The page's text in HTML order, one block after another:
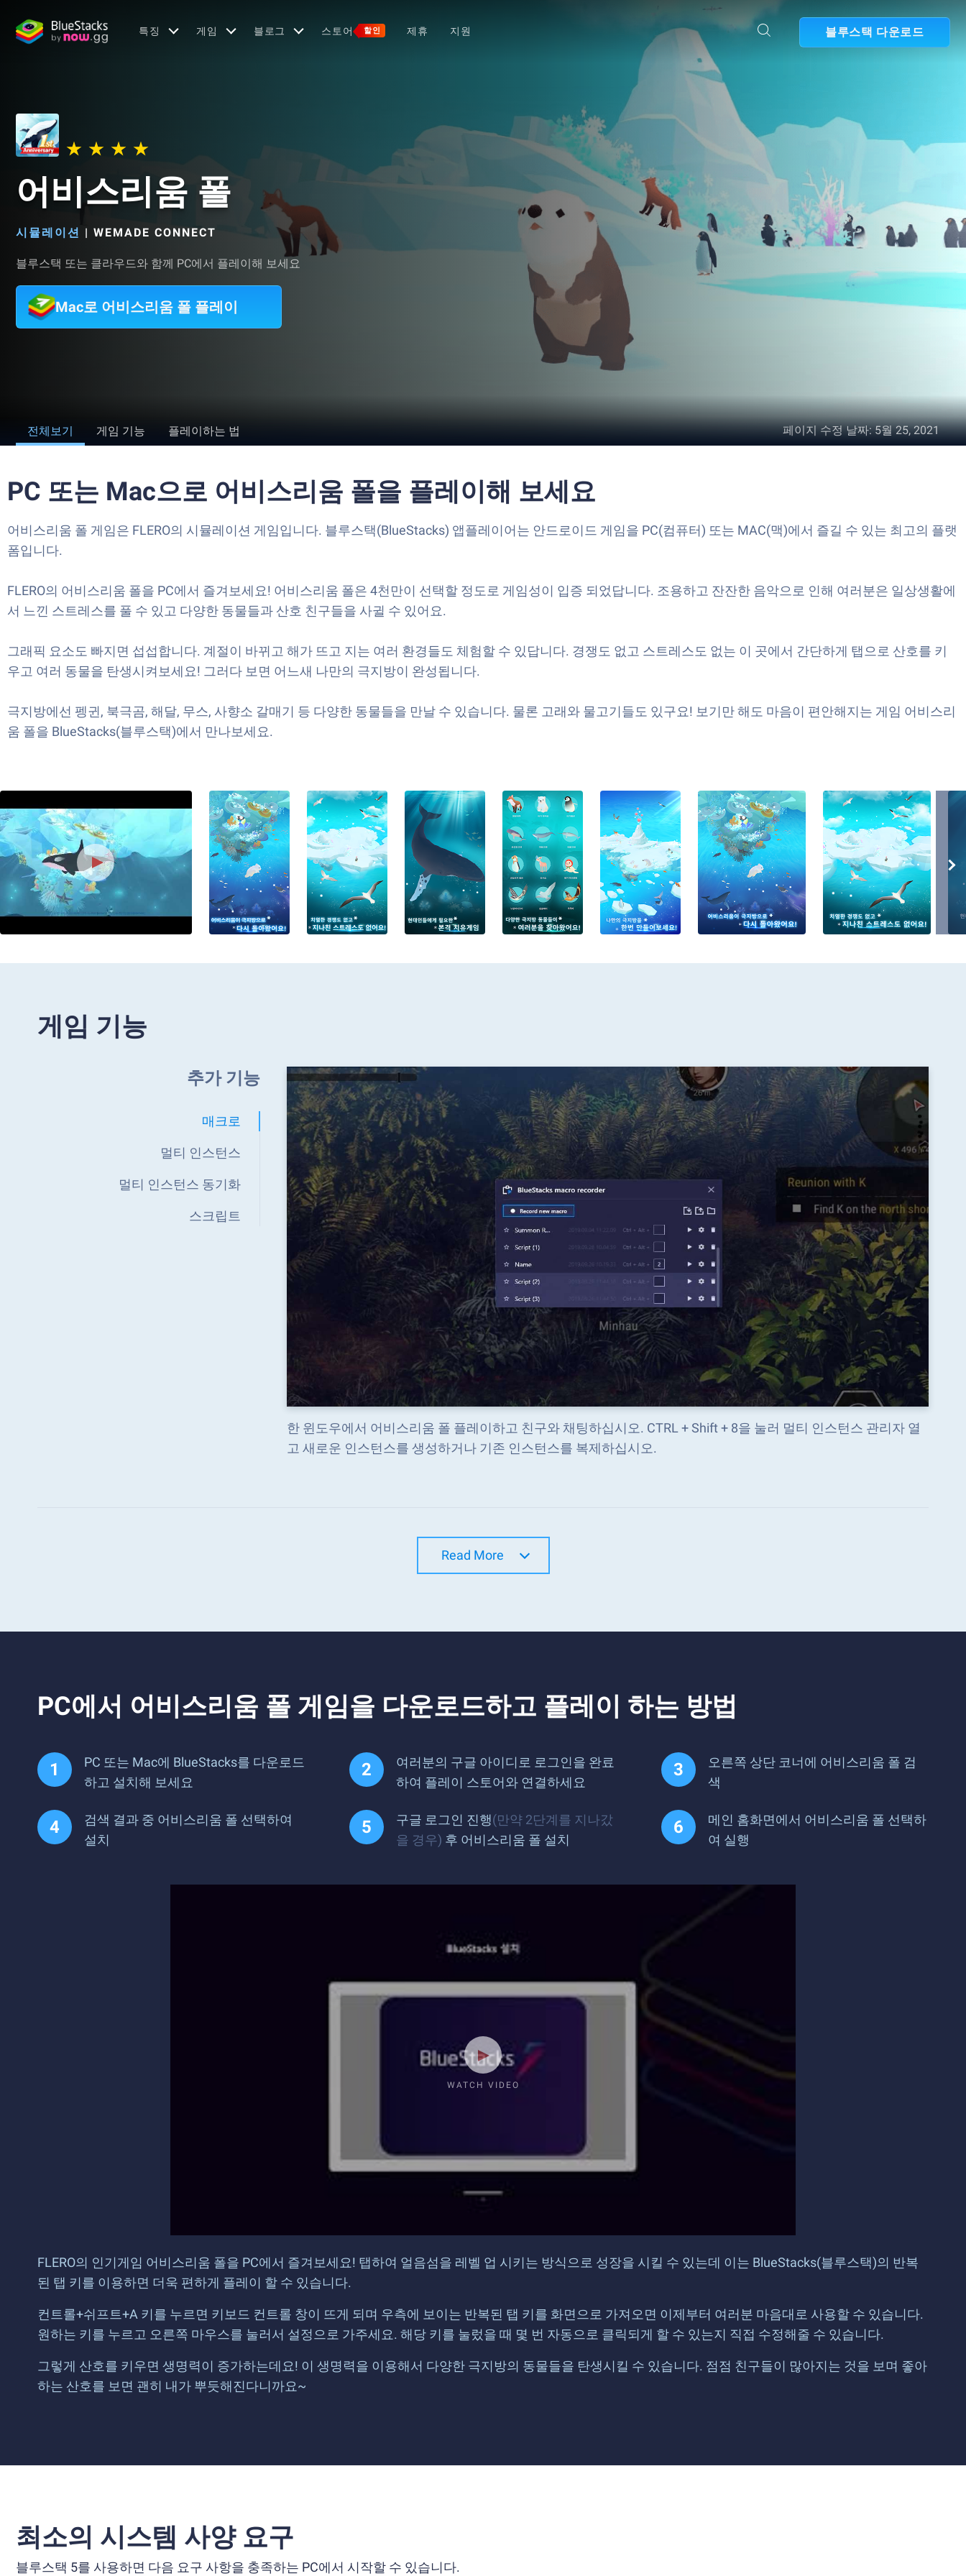
특징 게임 블로그 스토어 할인 제휴 지원 블루스택 다운로드
어비스리움 폴
시뮬레이션 | WEMADE CONNECT
블루스택 또는 클라우드와 함께 PC에서 플레이해 보세요
Mac로 어비스리움 폴 플레이
전체보기 게임 기능 플레이하는 법 페이지 수정 날짜:5월 25, 2021
PC 또는 Mac으로 어비스리움 폴을 플레이해 보세요
어비스리움 폴 게임은 FLERO의 시뮬레이션 게임입니다. 블루스택(BlueStacks) 앱플레이어는 안드로이드 게임을 PC(컴퓨터) 또는 MAC(맥)에서 즐길 수 있는 최고의 플랫
폼입니다.
FLERO의 어비스리움 폴을 PC에서 즐겨보세요! 어비스리움 폴은 4천만이 선택할 정도로 게임성이 입증 되었답니다. 조용하고 잔잔한 음악으로 인해 여러분은 일상생활에
서 느낀 스트레스를 풀 수 있고 다양한 동물들과 산호 친구들을 사귈 수 있어요.
그래픽 요소도 빠지면 섭섭합니다. 계절이 바뀌고 해가 뜨고 지는 여러 환경들도 체험할 수 있답니다. 경쟁도 없고 스트레스도 없는 이 곳에서 간단하게 탭으로 산호를 키
우고 여러 동물을 탄생시켜보세요! 그러다 보면 어느새 나만의 극지방이 완성됩니다.
극지방에선 펭귄, 북극곰, 해달, 무스, 사향소 갈매기 등 다양한 동물들을 만날 수 있습니다. 물론 고래와 물고기들도 있구요! 보기만 해도 마음이 편안해지는 게임 어비스리
움 폴을 BlueStacks(블루스택)에서 만나보세요.
게임 기능
추가 기능
매크로
멀티 인스턴스
멀티 인스턴스 동기화
스크립트
한 윈도우에서 어비스리움 폴 플레이하고 친구와 채팅하십시오. CTRL + Shift + 8을 눌러 멀티 인스턴스 관리자 열
고 새로운 인스턴스를 생성하거나 기존 인스턴스를 복제하십시오.
Read More
PC에서 어비스리움 폴 게임을 다운로드하고 플레이 하는 방법
PC 또는 Mac에 BlueStacks를 다운로드
하고 설치해 보세요
여러분의 구글 아이디로 로그인을 완료
하여 플레이 스토어와 연결하세요
오른쪽 상단 코너에 어비스리움 폴 검
색
검색 결과 중 어비스리움 폴 선택하여
설치
구글 로그인 진행(만약 2단계를 지나갔
을 경우) 후 어비스리움 폴 설치
메인 홈화면에서 어비스리움 폴 선택하
여 실행
WATCH VIDEO
FLERO의 인기게임 어비스리움 폴을 PC에서 즐겨보세요! 탭하여 얼음섬을 레벨 업 시키는 방식으로 성장을 시킬 수 있는데 이는 BlueStacks(블루스택)의 반복
된 탭 키를 이용하면 더욱 편하게 플레이 할 수 있습니다.
컨트롤+쉬프트+A 키를 누르면 키보드 컨트롤 창이 뜨게 되며 우측에 보이는 반복된 탭 키를 화면으로 가져오면 이제부터 여러분 마음대로 사용할 수 있습니다.
원하는 키를 누르고 오른쪽 마우스를 눌러서 설정으로 가주세요. 해당 키를 눌렀을 때 몇 번 자동으로 클릭되게 할 수 있는지 직접 수정해줄 수 있습니다.
그렇게 산호를 키우면 생명력이 증가하는데요! 이 생명력을 이용해서 다양한 극지방의 동물들을 탄생시킬 수 있습니다. 점점 친구들이 많아지는 것을 보며 좋아
하는 산호를 보면 괜히 내가 뿌듯해진다니까요~
최소의 시스템 사양 요구
블루스택 5를 사용하면 다음 요구 사항을 충족하는 PC에서 시작할 수 있습니다.